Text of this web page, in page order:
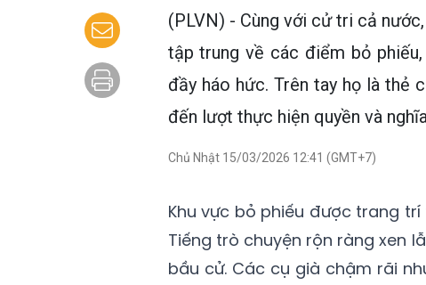
(PLVN) - Cùng với cử tri cả
tập trung về các điểm bỏ
đầy háo hức. Trên tay họ là thẻ
đến lượt thực hiện quyền và
Chủ Nhật 15/03/2026 12:41 (GMT+7)
Khu vực bỏ phiếu được trang
Tiếng trò chuyện rộn ràng xen
bầu cử. Các cụ già chậm rãi